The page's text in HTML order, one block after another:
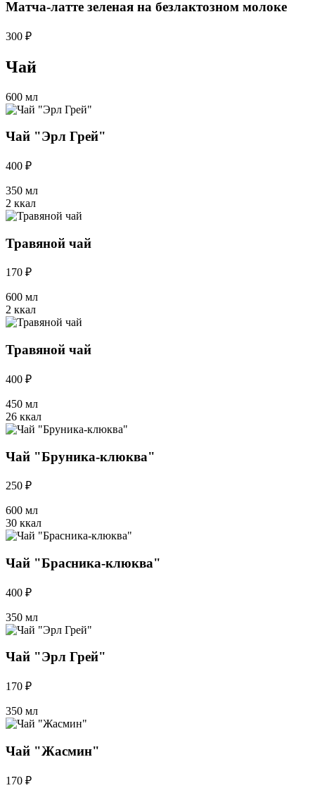
Матча-латте зеленая на безлактозном молоке
300 ₽
Чай
600 мл
Чай "Эрл Грей"
400 ₽
350 мл
2 ккал
Травяной чай
170 ₽
600 мл
2 ккал
Травяной чай
400 ₽
450 мл
26 ккал
Чай "Бруника-клюква"
250 ₽
600 мл
30 ккал
Чай "Брасника-клюква"
400 ₽
350 мл
Чай "Эрл Грей"
170 ₽
350 мл
Чай "Жасмин"
170 ₽